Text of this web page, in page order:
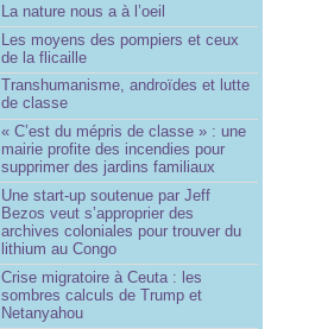
La nature nous a à l’oeil
Les moyens des pompiers et ceux
de la flicaille
Transhumanisme, androïdes et lutte
de classe
« C’est du mépris de classe » : une
mairie profite des incendies pour
supprimer des jardins familiaux
Une start-up soutenue par Jeff
Bezos veut s’approprier des
archives coloniales pour trouver du
lithium au Congo
Crise migratoire à Ceuta : les
sombres calculs de Trump et
Netanyahou